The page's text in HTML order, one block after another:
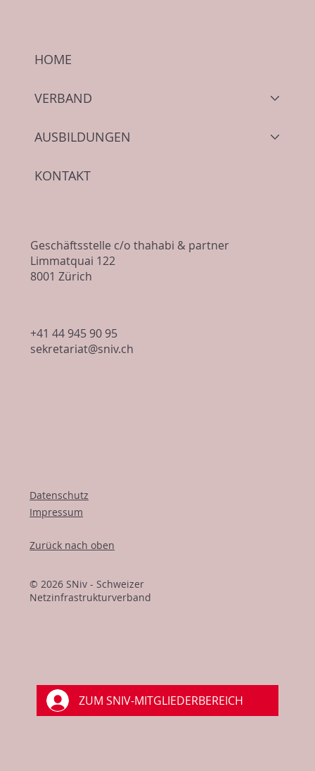
Arbeiten im Freien bei Sonne und Hitze -
HOME
VERBAND
AUSBILDUNGEN
KONTAKT
Geschäftsstelle c/o thahabi & partner
Limmatquai 122
8001 Zürich
+41 44 945 90 95
sekretariat@sniv.ch
ZUM SNIV-MITGLIEDERBEREICH
Datenschutz
Impressum
Zurück nach oben
© 2026 SNiv - Schweizer
Netzinfrastrukturverband